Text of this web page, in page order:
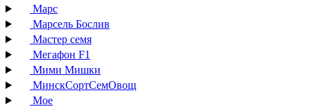
Марс
Марсель Бослив
Мастер семя
Мегафон F1
Мими Мишки
МинскСортСемОвощ
Мое